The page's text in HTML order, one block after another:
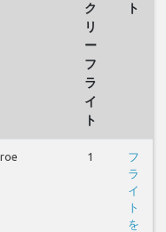
ク
リ
ー
フ
ラ
イ
ト
ト
1
フ
ラ
イ
ト
を